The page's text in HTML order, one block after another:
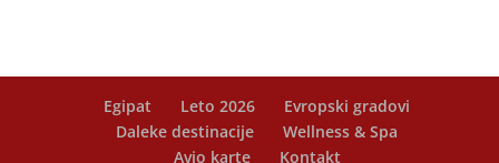
Egipat Leto 2026
Evropski gradovi
Daleke destinacije
Wellness & Spa
Avio karte
Kontakt